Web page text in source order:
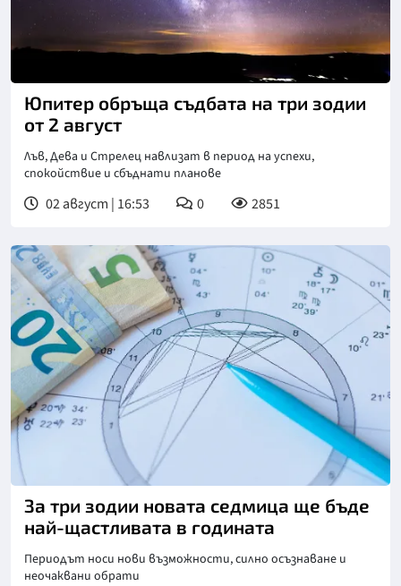
Юпитер обръща съдбата на три зодии
от 2 август
Лъв, Дева и Стрелец навлизат в период на успехи,
спокойствие и сбъднати планове
02 август | 16:53 0 2851
Снимка: Фрийпик
За три зодии новата седмица ще бъде
най-щастливата в годината
Периодът носи нови възможности, силно осъзнаване и
неочаквани обрати